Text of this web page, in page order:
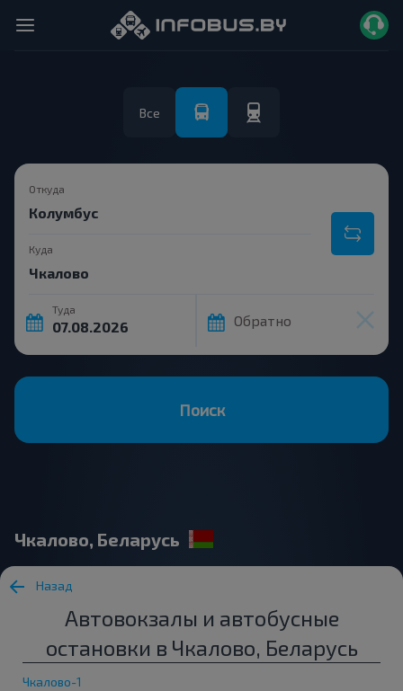
Все
Откуда
Куда
Туда
Обратно
Поиск
Чкалово, Беларусь
Назад
Автовокзалы и автобусные
остановки в Чкалово, Беларусь
Чкалово-1